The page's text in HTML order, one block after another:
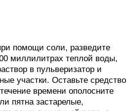
помощи соли, разведите
миллилитрах теплой воды,
в пульверизатор и
участки. Оставьте средство
времени ополосните
пятна застарелые,